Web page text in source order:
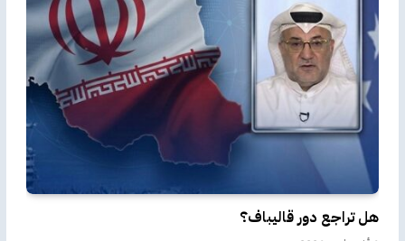
هل تراجع دور قاليباف؟